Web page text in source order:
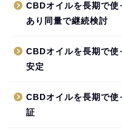
CBDオイルを長期で使
あり同量で継続検討
CBDオイルを長期で使
安定
CBDオイルを長期で使
証